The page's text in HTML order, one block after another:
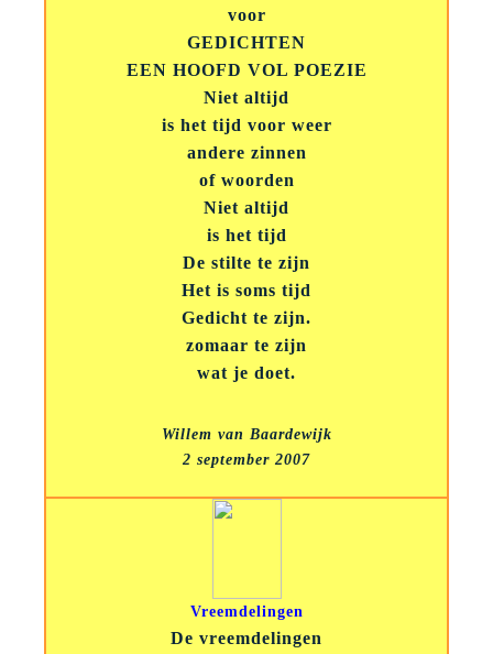
voor
GEDICHTEN
EEN HOOFD VOL POEZIE
Niet altijd
is het tijd voor weer
andere zinnen
of woorden
Niet altijd
is het tijd
De stilte te zijn
Het is soms tijd
Gedicht te zijn.
zomaar te zijn
wat je doet.
Willem van Baardewijk
2 september 2007
Vreemdelingen
De vreemdelingen